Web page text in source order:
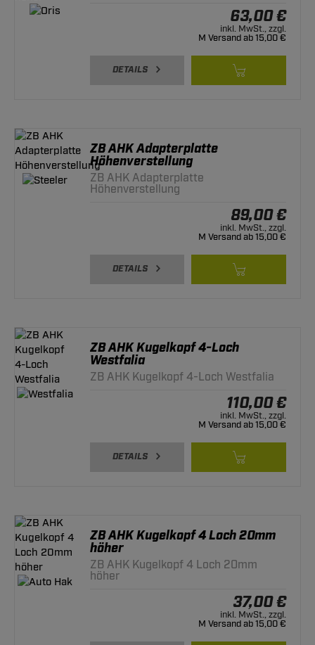
63,00 €
inkl. MwSt., zzgl.
M Versand ab 15,00 €
DETAILS
ZB AHK Adapterplatte
Höhenverstellung
ZB AHK Adapterplatte
Höhenverstellung
89,00 €
inkl. MwSt., zzgl.
M Versand ab 15,00 €
DETAILS
ZB AHK Kugelkopf 4-Loch
Westfalia
ZB AHK Kugelkopf 4-Loch Westfalia
110,00 €
inkl. MwSt., zzgl.
M Versand ab 15,00 €
DETAILS
ZB AHK Kugelkopf 4 Loch 20mm
höher
ZB AHK Kugelkopf 4 Loch 20mm
höher
37,00 €
inkl. MwSt., zzgl.
M Versand ab 15,00 €